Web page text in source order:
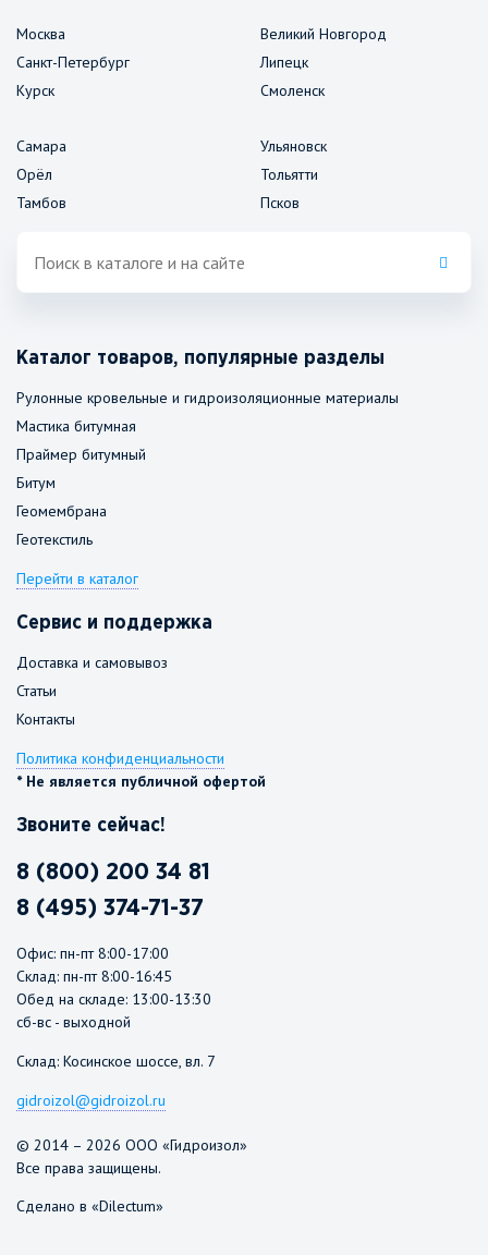
Москва
Санкт-Петербург
Курск
Великий Новгород
Липецк
Смоленск
Самара
Орёл
Тамбов
Ульяновск
Тольятти
Псков
Каталог товаров, популярные разделы
Рулонные кровельные и гидроизоляционные материалы
Мастика битумная
Праймер битумный
Битум
Геомембрана
Геотекстиль
Перейти в каталог
Сервис и поддержка
Доставка и самовывоз
Статьи
Контакты
Политика конфиденциальности
* Не является публичной офертой
Звоните сейчас!
8 (800) 200 34 81
8 (495) 374-71-37
Офис: пн-пт 8:00-17:00
Склад: пн-пт 8:00-16:45
Обед на складе: 13:00-13:30
сб-вс - выходной
Склад: Косинское шоссе, вл. 7
gidroizol@gidroizol.ru
© 2014 – 2026 ООО «Гидроизол»
Все права защищены.
Сделано в «Dilectum»